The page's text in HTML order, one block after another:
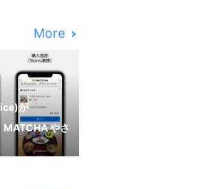
More
が
やさ
た！